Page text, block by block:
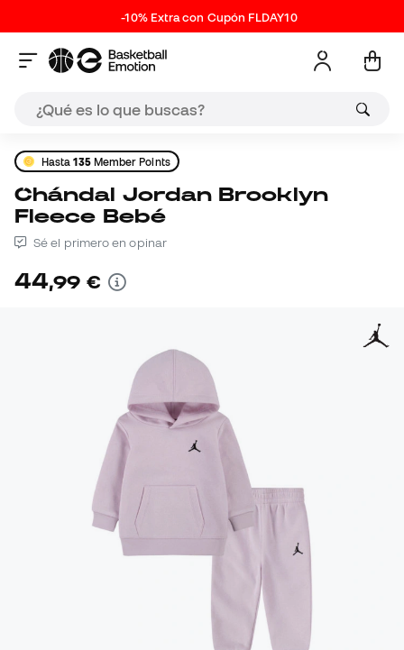
-10% Extra con Cupón FLDAY10
Hasta135Member Points
Chándal Jordan Brooklyn
Fleece Bebé
Sé el primero en opinar
44,99 €